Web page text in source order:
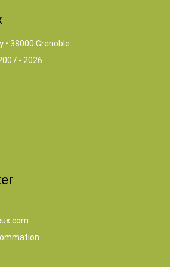
• 38000 Grenoble
- 2026